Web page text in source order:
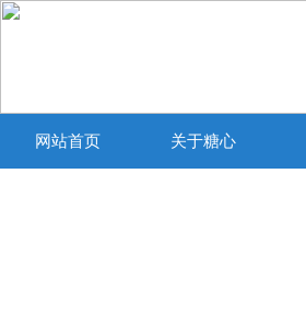
网站首页 关于糖心